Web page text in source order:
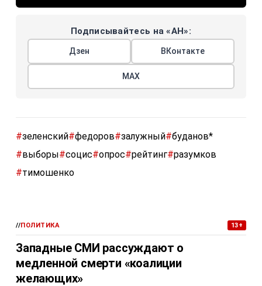
Подписывайтесь на «АН»:
Дзен ВКонтакте
МАХ
#зеленский#федоров#залужный#буданов*
#выборы#социс#опрос#рейтинг#разумков
#тимошенко
//ПОЛИТИКА 13+
Западные СМИ рассуждают о
медленной смерти «коалиции
желающих»